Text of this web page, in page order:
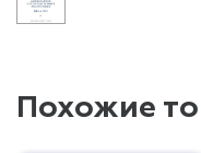
Похожие